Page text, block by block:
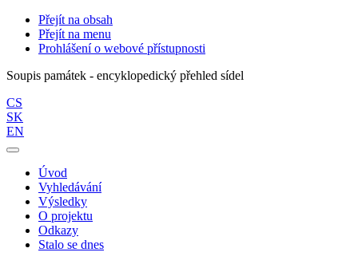
Přejít na obsah
Přejít na menu
Prohlášení o webové přístupnosti
Soupis památek - encyklopedický přehled sídel
CS
SK
EN
Úvod
Vyhledávání
Výsledky
O projektu
Odkazy
Stalo se dnes